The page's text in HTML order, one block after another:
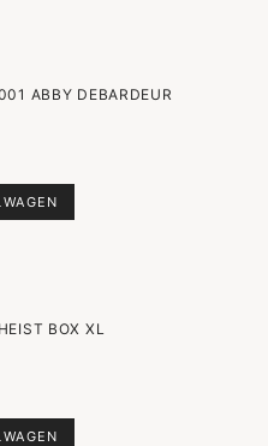
ABBY DEBARDEUR
BOX XL